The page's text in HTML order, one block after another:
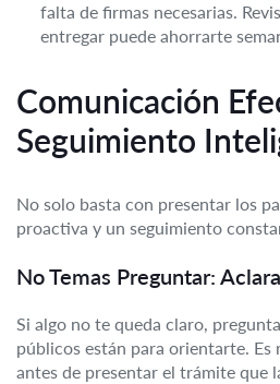
falta de firmas necesarias.
entregar puede ahorrarte
Comunicación
Seguimiento
No solo basta con presentar los
proactiva y un seguimiento
No Temas Preguntar:
Si algo no te queda claro,
públicos están para orientarte. Es
antes de presentar el trámite que